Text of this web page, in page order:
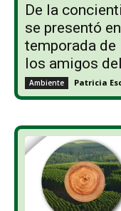
De la
se presentó
temporada de
los amigos
Ambiente Patricia